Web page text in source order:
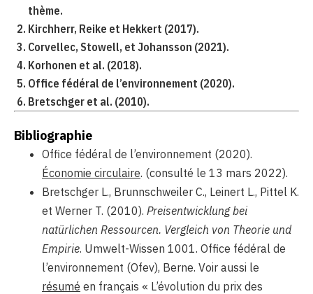
thème.
Kirchherr, Reike et Hekkert (2017).
Corvellec, Stowell, et Johansson (2021).
Korhonen et al. (2018).
Office fédéral de l’environnement (2020).
Bretschger et al. (2010).
Bibliographie
Office fédéral de l’environnement (2020).
Économie circulaire. (consulté le 13 mars 2022).
Bretschger L., Brunnschweiler C., Leinert L., Pittel K.
et Werner T. (2010). Preisentwicklung bei
natürlichen Ressourcen. Vergleich von Theorie und
Empirie. Umwelt-Wissen 1001. Office fédéral de
l’environnement (Ofev), Berne. Voir aussi le
résumé en français « L’évolution du prix des